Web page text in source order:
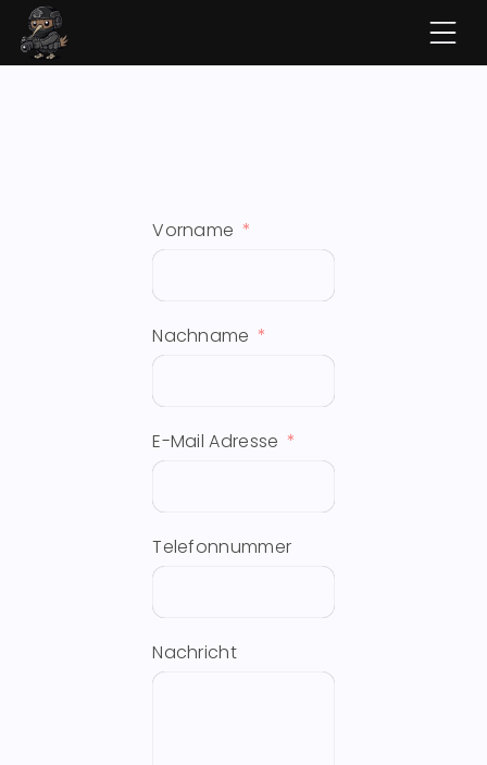
Vorname
Nachname
E-Mail Adresse
Telefonnummer
Nachricht